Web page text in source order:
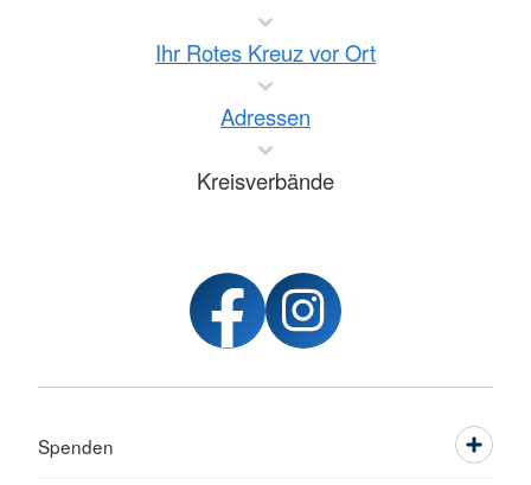
Ihr Rotes Kreuz vor Ort
Adressen
Kreisverbände
Spenden